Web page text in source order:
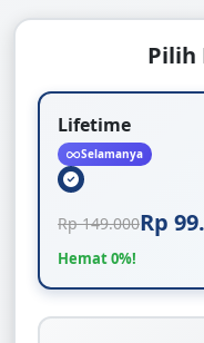
Pilih
Lifetime
Selamanya
Rp 149.000Rp
Hemat 0%!